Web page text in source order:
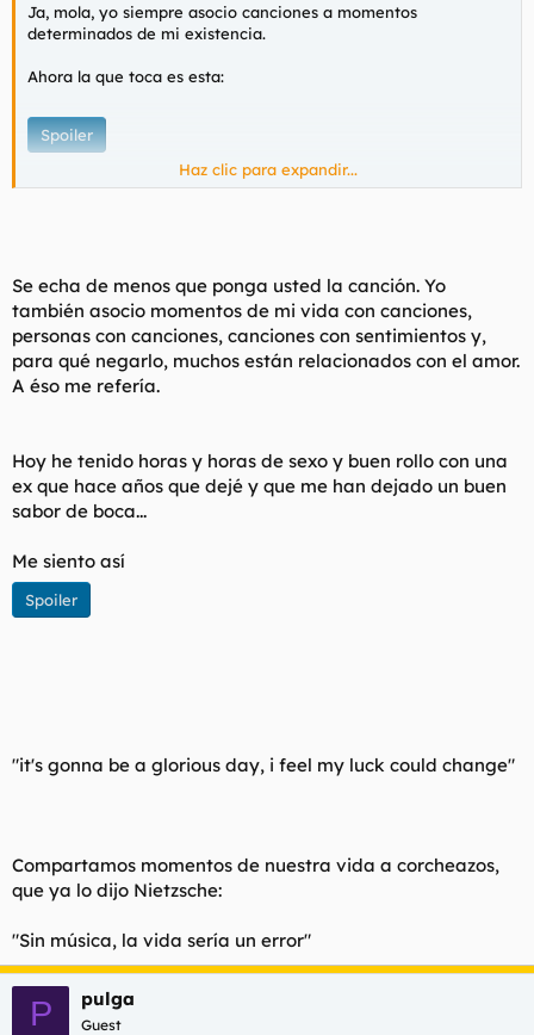
Ja, mola, yo siempre asocio canciones a momentos
determinados de mi existencia.
Ahora la que toca es esta:
Spoiler
(Intro Lady Saw Rap)
Since I met you lady
My whole life has changed Verse 1
Since I met you lady
That I am not the same
I don't need nobody
To tell my troubles to Verse 2
To tell my troubles to
Since I met you baby
All I need is you
Haz clic para expandir...
Se echa de menos que ponga usted la canción. Yo
también asocio momentos de mi vida con canciones,
personas con canciones, canciones con sentimientos y,
para qué negarlo, muchos están relacionados con el amor.
A éso me refería.
Hoy he tenido horas y horas de sexo y buen rollo con una
ex que hace años que dejé y que me han dejado un buen
sabor de boca...
Me siento así
Spoiler
"it's gonna be a glorious day, i feel my luck could change"
Compartamos momentos de nuestra vida a corcheazos,
que ya lo dijo Nietzsche:
"Sin música, la vida sería un error"
P pulga
Guest